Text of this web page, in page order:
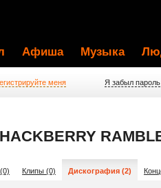
Афиша Музыка
меня Я забыл пароль
Клипы (0) Дискография (2)